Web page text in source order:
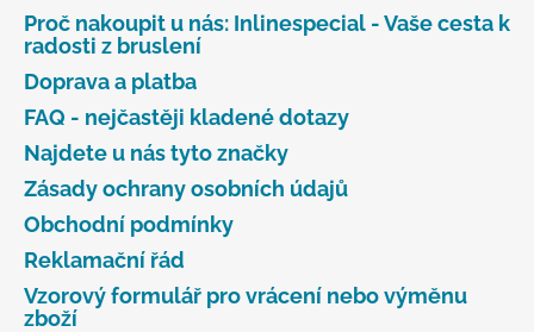
Proč nakoupit u nás: Inlinespecial - Vaše cesta k
radosti z bruslení
Doprava a platba
FAQ - nejčastěji kladené dotazy
Najdete u nás tyto značky
Zásady ochrany osobních údajů
Obchodní podmínky
Reklamační řád
Vzorový formulář pro vrácení nebo výměnu
zboží